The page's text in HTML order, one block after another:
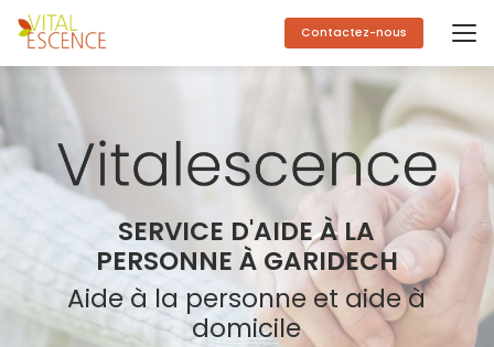
Aller
au
contenu
principal
Contactez-nous
SERVICE D'AIDE À LA
PERSONNE À GARIDECH
Aide à la personne et aide à
domicile